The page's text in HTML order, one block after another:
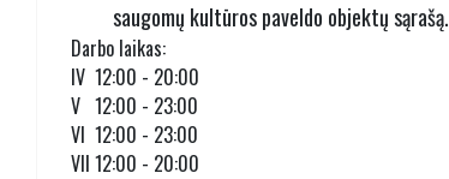
saugomų kultūros paveldo objektų sąrašą.
Darbo laikas:
IV 12:00 - 20:00
V 12:00 - 23:00
VI 12:00 - 23:00
VII 12:00 - 20:00